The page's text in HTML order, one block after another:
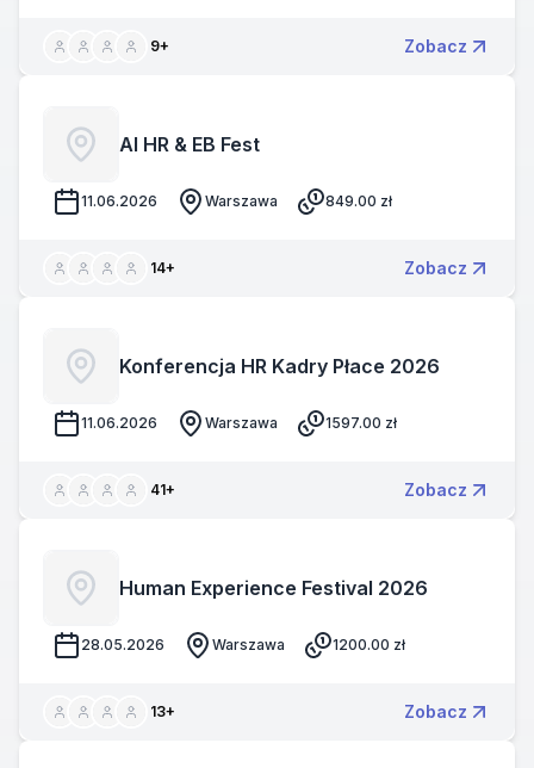
9+ Zobacz
AI HR & EB Fest
11.06.2026 Warszawa 849.00 zł
14+ Zobacz
Konferencja HR Kadry Płace 2026
11.06.2026 Warszawa 1597.00 zł
41+ Zobacz
Human Experience Festival 2026
28.05.2026 Warszawa 1200.00 zł
13+ Zobacz